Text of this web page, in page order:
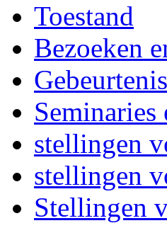
Toestand
Bezoeken
Seminaries
stellingen
stellingen
Stellingen